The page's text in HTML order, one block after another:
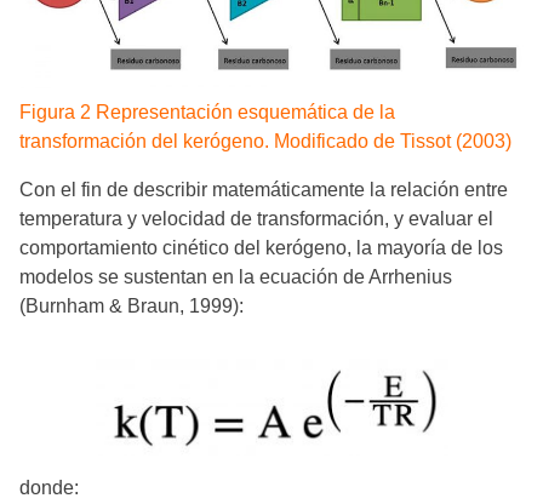
Figura 2 Representación esquemática de la
transformación del kerógeno. Modificado de Tissot (2003)
Con el fin de describir matemáticamente la relación entre
temperatura y velocidad de transformación, y evaluar el
comportamiento cinético del kerógeno, la mayoría de los
modelos se sustentan en la ecuación de Arrhenius
(Burnham & Braun, 1999):
donde: